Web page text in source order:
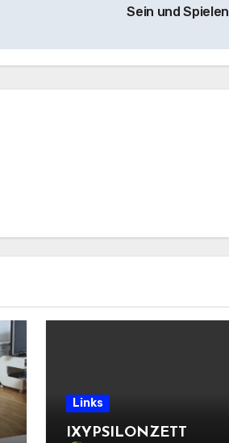
Sein und Spielen
Links
IXYPSILONZETT